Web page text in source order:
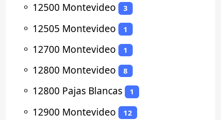
⚬ 12500 Montevideo 3
⚬ 12505 Montevideo 1
⚬ 12700 Montevideo 1
⚬ 12800 Montevideo 8
⚬ 12800 Pajas Blancas 1
⚬ 12900 Montevideo 12